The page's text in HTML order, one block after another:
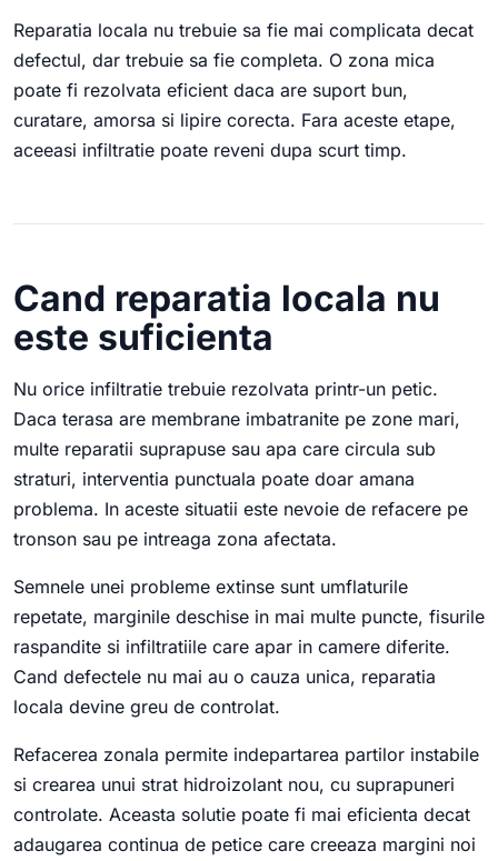
Reparatia locala nu trebuie sa fie mai complicata decat
defectul, dar trebuie sa fie completa. O zona mica
poate fi rezolvata eficient daca are suport bun,
curatare, amorsa si lipire corecta. Fara aceste etape,
aceeasi infiltratie poate reveni dupa scurt timp.
Cand reparatia locala nu
este suficienta
Nu orice infiltratie trebuie rezolvata printr-un petic.
Daca terasa are membrane imbatranite pe zone mari,
multe reparatii suprapuse sau apa care circula sub
straturi, interventia punctuala poate doar amana
problema. In aceste situatii este nevoie de refacere pe
tronson sau pe intreaga zona afectata.
Semnele unei probleme extinse sunt umflaturile
repetate, marginile deschise in mai multe puncte, fisurile
raspandite si infiltratiile care apar in camere diferite.
Cand defectele nu mai au o cauza unica, reparatia
locala devine greu de controlat.
Refacerea zonala permite indepartarea partilor instabile
si crearea unui strat hidroizolant nou, cu suprapuneri
controlate. Aceasta solutie poate fi mai eficienta decat
adaugarea continua de petice care creeaza margini noi